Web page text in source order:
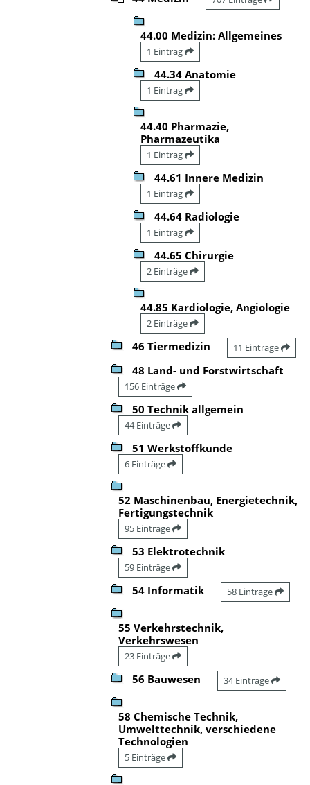
44.00 Medizin: Allgemeines
1 Eintrag
44.34 Anatomie
1 Eintrag
44.40 Pharmazie,
Pharmazeutika
1 Eintrag
44.61 Innere Medizin
1 Eintrag
44.64 Radiologie
1 Eintrag
44.65 Chirurgie
2 Einträge
44.85 Kardiologie, Angiologie
2 Einträge
46 Tiermedizin 11 Einträge
48 Land- und Forstwirtschaft
156 Einträge
50 Technik allgemein
44 Einträge
51 Werkstoffkunde
6 Einträge
52 Maschinenbau, Energietechnik,
Fertigungstechnik
95 Einträge
53 Elektrotechnik
59 Einträge
54 Informatik 58 Einträge
55 Verkehrstechnik,
Verkehrswesen
23 Einträge
56 Bauwesen 34 Einträge
58 Chemische Technik,
Umwelttechnik, verschiedene
Technologien
5 Einträge